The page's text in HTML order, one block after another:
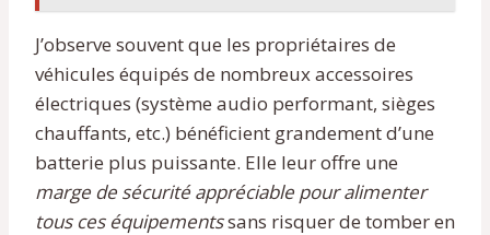
J’observe souvent que les propriétaires de
véhicules équipés de nombreux accessoires
électriques (système audio performant, sièges
chauffants, etc.) bénéficient grandement d’une
batterie plus puissante. Elle leur offre une
marge de sécurité appréciable pour alimenter
tous ces équipementssans risquer de tomber en